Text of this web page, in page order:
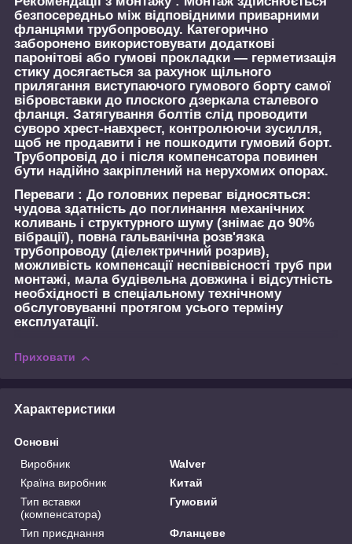
безпосередньо між відповідними приварними
фланцями трубопроводу. Категорично
заборонено використовувати додаткові
паронітові або гумові прокладки — герметизація
стику досягається за рахунок щільного
прилягання виступаючого гумового борту самої
вібровставки до плоского дзеркала сталевого
фланця. Затягування болтів слід проводити
суворо хрест-навхрест, контролюючи зусилля,
щоб не продавити і не пошкодити гумовий борт.
Трубопровід до і після компенсатора повинен
бути надійно закріплений на нерухомих опорах.
Переваги : До головних переваг відносяться:
чудова здатність до поглинання механічних
коливань і структурного шуму (знімає до 90%
вібрації), повна гальванічна розв'язка
трубопроводу (діелектричний розрив),
можливість компенсації неспіввісності труб при
монтажі, мала будівельна довжина і відсутність
необхідності в спеціальному технічному
обслуговуванні протягом усього терміну
експлуатації.
Приховати
Характеристики
Основні
Виробник
Walver
Країна виробник
Китай
Тип вставки
(компенсатора)
Гумовий
Тип приєднання
Фланцеве